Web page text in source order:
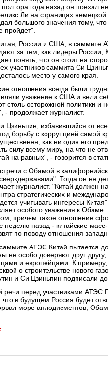
года назад он поехал
Ли на страницах немецкой
большого значения тому,
пройдет".
России и США, в саммите
за тем, как лидеры
понять, что он стоит на
участников саммита Си
место у самого края.
отношения всегда были
уважение к США и вели
столь осторожной политики и
- продолжает журналист.
Цзиньпин, избавившийся от
борьбу с коррупцией самой
как ни один его
силу всему миру, на что не
на равных", - говорится в
с Обамой в
Тогда он не
журналист. "Китай должен
стратегических и
учитывать интересы
особого уважения к Обаме:
причем такое отношение
неделю назад - китайские
по поводу отношения
АТЭС Китай пытается
не особо доверяют друг
и европейцами. К
о строительстве нового
и Си Цзиньпин подписали
речи перед участниками АТЭС
что в будущем Россия будет
море аплодисментов,